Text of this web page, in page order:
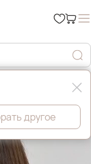
другое